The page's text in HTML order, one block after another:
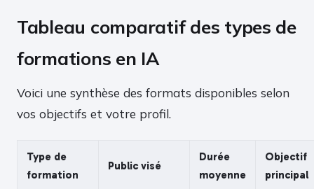
Tableau comparatif des types de
formations en IA
Voici une synthèse des formats disponibles selon
vos objectifs et votre profil.
Type de
formation
Public visé
Durée
moyenne
Objectif
principal